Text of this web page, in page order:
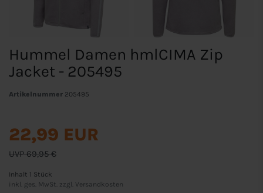
Hummel Damen hmlCIMA Zip
Jacket - 205495
Artikelnummer 205495
UVP 69,95 €
22,99 EUR
Inhalt 1 Stück
inkl. ges. MwSt. zzgl.
Versandkosten